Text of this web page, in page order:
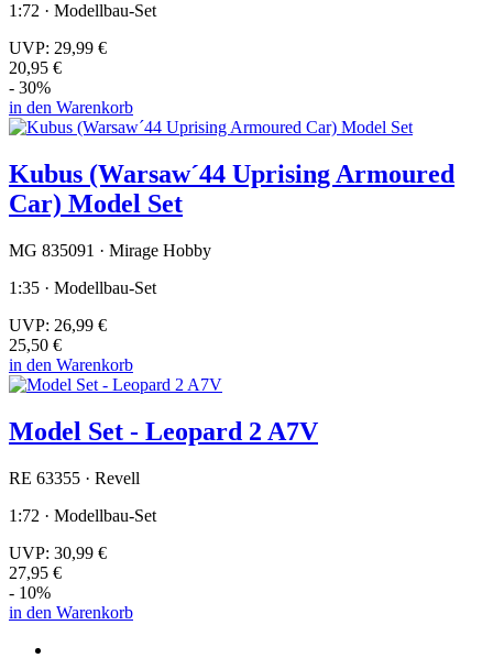
1:72 · Modellbau-Set
UVP: 29,99 €
20,95 €
- 30%
in den Warenkorb
Kubus (Warsaw´44 Uprising Armoured
Car) Model Set
MG 835091 · Mirage Hobby
1:35 · Modellbau-Set
UVP: 26,99 €
25,50 €
in den Warenkorb
Model Set - Leopard 2 A7V
RE 63355 · Revell
1:72 · Modellbau-Set
UVP: 30,99 €
27,95 €
- 10%
in den Warenkorb